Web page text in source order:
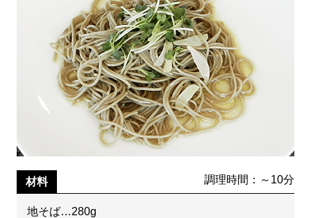
材料 調理時間：～10分
地そば…280g